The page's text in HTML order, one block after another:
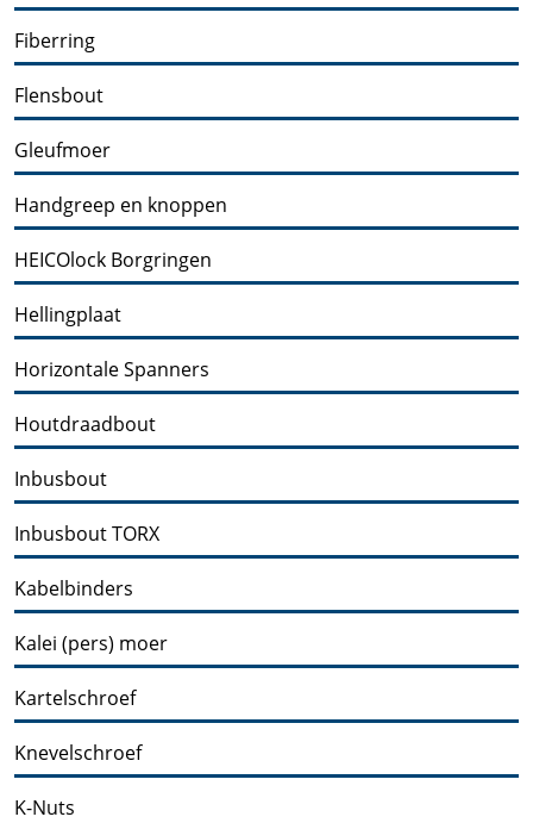
Fiberring
Flensbout
Gleufmoer
Handgreep en knoppen
HEICOlock Borgringen
Hellingplaat
Horizontale Spanners
Houtdraadbout
Inbusbout
Inbusbout TORX
Kabelbinders
Kalei (pers) moer
Kartelschroef
Knevelschroef
K-Nuts